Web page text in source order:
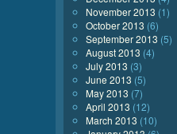
November 2013 (1)
October 2013 (6)
September 2013 (5)
August 2013 (4)
July 2013 (3)
June 2013 (5)
May 2013 (7)
April 2013 (12)
March 2013 (10)